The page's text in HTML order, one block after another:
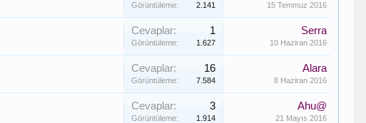
Görüntüleme: 2.141 15 Temmuz 2016
Cevaplar: 1
Görüntüleme: 1.627
Serra
10 Haziran 2016
Cevaplar: 16
Görüntüleme: 7.584
Alara
8 Haziran 2016
Cevaplar: 3
Görüntüleme: 1.914
Ahu@
21 Mayıs 2016